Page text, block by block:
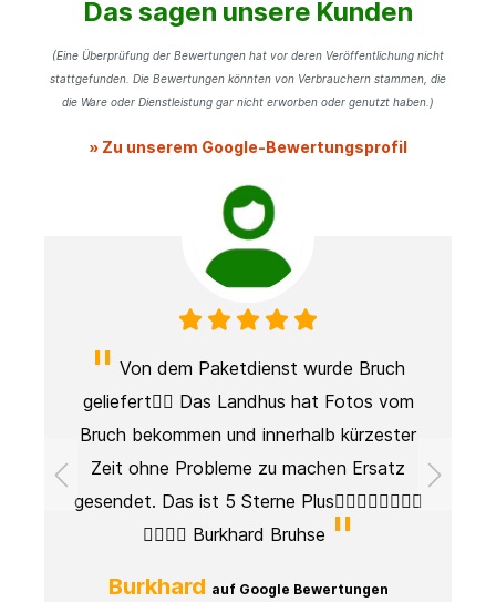
Das sagen unsere Kunden
(Eine Überprüfung der Bewertungen hat vor deren Veröffentlichung nicht
stattgefunden. Die Bewertungen könnten von Verbrauchern stammen, die
die Ware oder Dienstleistung gar nicht erworben oder genutzt haben.)
» Zu unserem Google-Bewertungsprofil
Von dem Paketdienst wurde Bruch
geliefert👎🏻 Das Landhus hat Fotos vom
Bruch bekommen und innerhalb kürzester
Zeit ohne Probleme zu machen Ersatz
gesendet. Das ist 5 Sterne Plus👍🏼👍🏼👍🏼👍🏼
👍🏼👍🏼 Burkhard Bruhse
Burkhard auf Google Bewertungen